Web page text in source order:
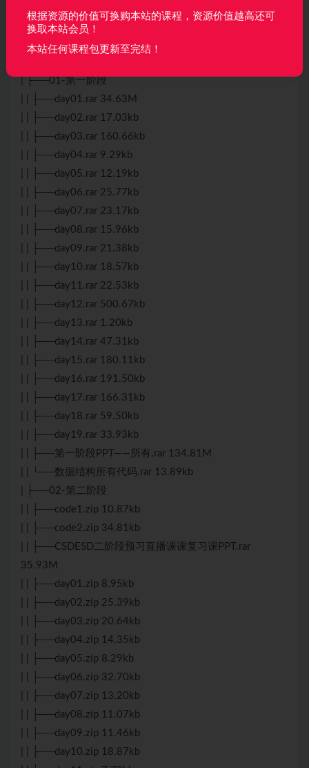
| ├──00-训练营
| | ├──训练营01.rar 709.81kb
| ├──01-第一阶段
| | ├──day01.rar 34.63M
| | ├──day02.rar 17.03kb
| | ├──day03.rar 160.66kb
| | ├──day04.rar 9.29kb
| | ├──day05.rar 12.19kb
| | ├──day06.rar 25.77kb
| | ├──day07.rar 23.17kb
| | ├──day08.rar 15.96kb
| | ├──day09.rar 21.38kb
| | ├──day10.rar 18.57kb
| | ├──day11.rar 22.53kb
| | ├──day12.rar 500.67kb
| | ├──day13.rar 1.20kb
| | ├──day14.rar 47.31kb
| | ├──day15.rar 180.11kb
| | ├──day16.rar 191.50kb
| | ├──day17.rar 166.31kb
| | ├──day18.rar 59.50kb
| | ├──day19.rar 33.93kb
| | ├──第一阶段PPT——所有.rar 134.81M
| | └──数据结构所有代码.rar 13.89kb
| ├──02-第二阶段
| | ├──code1.zip 10.87kb
| | ├──code2.zip 34.81kb
| | ├──CSDESD二阶段预习直播课课复习课PPT.rar
35.93M
| | ├──day01.zip 8.95kb
| | ├──day02.zip 25.39kb
| | ├──day03.zip 20.64kb
| | ├──day04.zip 14.35kb
| | ├──day05.zip 8.29kb
| | ├──day06.zip 32.70kb
| | ├──day07.zip 13.20kb
| | ├──day08.zip 11.07kb
| | ├──day09.zip 11.46kb
| | ├──day10.zip 18.87kb
根据资源的价值可换购本站的课程，资源价值越高还可
换取本站会员！
本站任何课程包更新至完结！